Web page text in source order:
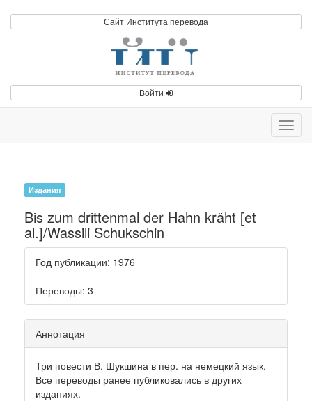
Сайт Института перевода
Войти
Издания
Bis zum drittenmal der Hahn kräht [et
al.]/Wassili Schukschin
Год публикации: 1976
Переводы: 3
Аннотация
Три повести В. Шукшина в пер. на немецкий язык.
Все переводы ранее публиковались в других
изданиях.